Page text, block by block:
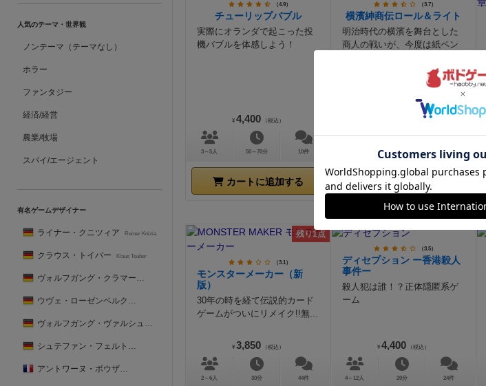
（4.9）
チューリップバブル
実際にオランダで起こった投
機バブルを体感しよう！
¥ 4,400 （税込）
3～5人 50～70分 10件
カートに追加する
（3.7）
横濱紳商伝ロール＆ライト
明治時代の横濱を舞台とした
商人の戦いが、今度は紙ペン
45分 10件
カートに追加する
残り1点
（3.1）
モンスターメーカー（新
版）
30年の時を経て伝説的カード
ゲームがついにリメイク!!無...
¥ 3,850 （税込）
2～6人 30分 44件
（3.5）
ディセプション ー香港殺人
事件ー
殺人犯は誰！？正体隠匿系ゲ
ーム
¥ 4,400 （税込）
4～12人 20分 24件
人気のテーマ・世界観
ノンテーマ（テーマなし）
ホラー
ファンタジー
経済/経営
農業/牧場
スパイ/エージェント
有名ゲームデザイナー
ライナー・クニツィア Reiner Knizia
クラウス・トイバー Klaus Teuber
ヴォルフガング・クラマー Wolfgang Kramer
ウヴェ・ローゼンベルク Uwe Rosenberg
ヴォルフガング・ヴァルシュ Wolfgang Warsch
シュテファン・フェルト Stefan Feld
アントワーヌ・ボウザ Antoine Bauza